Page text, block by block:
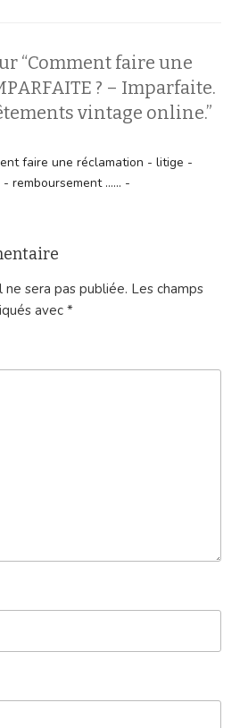
“Comment faire une
? – Imparfaite.
vintage online.”
faire une réclamation - litige -
remboursement ...... -
sera pas publiée. Les champs
avec *